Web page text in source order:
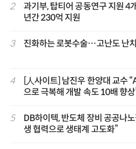
2
과기부, 탑티어 공동연구 지원
년간 230억 지원
3 진화하는 로봇수술…고난도 난
4
[人사이트] 남진우 한양대 교수
으로 극복해 개발 속도 10배 향상
5
DB하이텍, 반도체 장비 공공나
생 협력으로 생태계 고도화”